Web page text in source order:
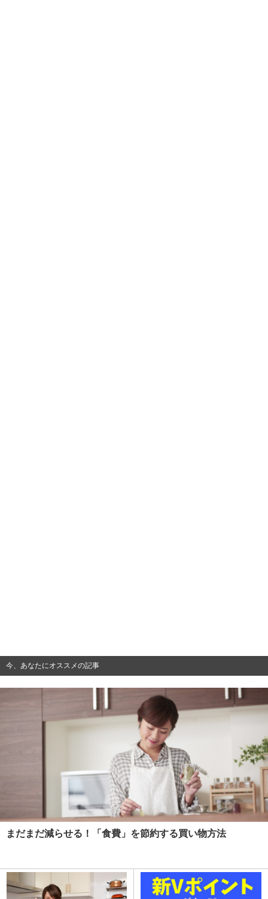
今、あなたにオススメの記事
まだまだ減らせる！「食費」を節約する買い物方法